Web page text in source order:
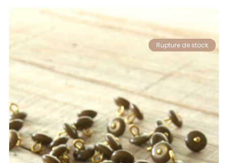
Rupture de stock